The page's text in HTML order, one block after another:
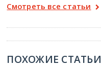
Смотреть все статьи
ПОХОЖИЕ СТАТЬИ